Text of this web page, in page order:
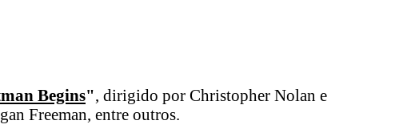
Begins", dirigido por Christopher Nolan e
Freeman, entre outros.